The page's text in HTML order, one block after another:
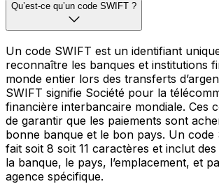
Qu’est-ce qu’un code SWIFT ?
Un code SWIFT est un identifiant
reconnaître les banques et institutions
monde entier lors des transferts
SWIFT signifie Société pour la
financière interbancaire mondiale. Ces
de garantir que les paiements sont
bonne banque et le bon pays. Un code
fait soit 8 soit 11 caractères et inclut
la banque, le pays, l’emplacement, et
agence spécifique.